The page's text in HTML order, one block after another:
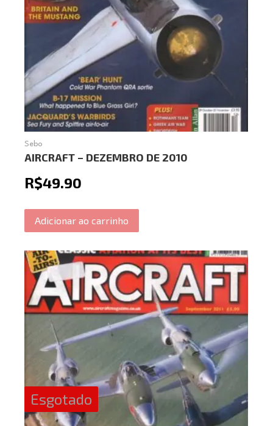
Sebo
AIRCRAFT – DEZEMBRO DE 2010
R$49.90
Adicionar ao carrinho
Esgotado